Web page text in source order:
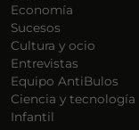
Economía
Sucesos
Cultura y ocio
Entrevistas
Equipo AntiBulos
Ciencia y tecnología
Infantil